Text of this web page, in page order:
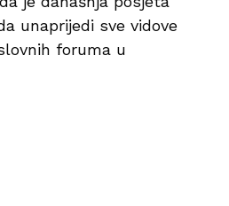
unaprijedi sve vidove
foruma u